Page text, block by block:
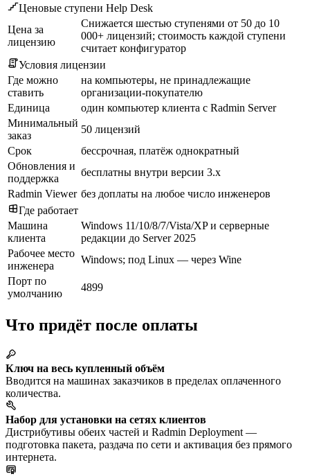
Ценовые ступени Help Desk
Цена за
лицензию
Снижается шестью ступенями от 50 до 10
000+ лицензий; стоимость каждой ступени
считает конфигуратор
Условия лицензии
Где можно
ставить
на компьютеры, не принадлежащие
организации-покупателю
Единица
один компьютер клиента с Radmin Server
Минимальный
заказ
50 лицензий
Срок
бессрочная, платёж однократный
Обновления и
поддержка
бесплатны внутри версии 3.x
Radmin Viewer без доплаты на любое число инженеров
Где работает
Машина
клиента
Windows 11/10/8/7/Vista/XP и серверные
редакции до Server 2025
Рабочее место
инженера
Windows; под Linux — через Wine
Порт по
умолчанию
4899
Что придёт после оплаты
Ключ на весь купленный объём
Вводится на машинах заказчиков в пределах оплаченного
количества.
Набор для установки на сетях клиентов
Дистрибутивы обеих частей и Radmin Deployment —
подготовка пакета, раздача по сети и активация без прямого
интернета.